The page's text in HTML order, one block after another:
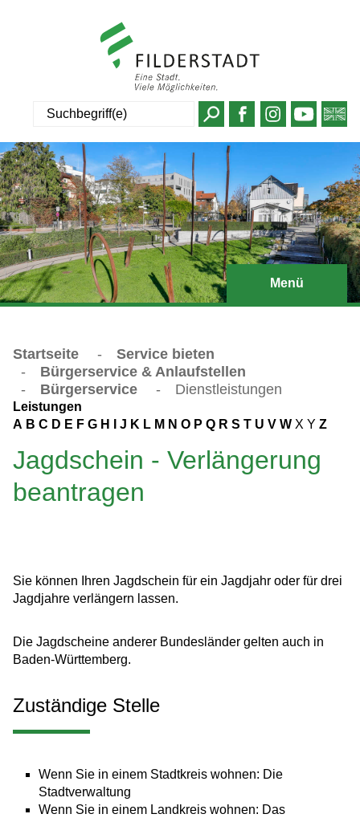
Menü
Startseite -
Service bieten
-
Bürgerservice & Anlaufstellen
-
Bürgerservice - Dienstleistungen
Leistungen
A B C D E F G H J K L M N O P Q R S T U V W X Y Z
Jagdschein - Verlängerung
beantragen
Sie können Ihren Jagdschein für ein Jagdjahr oder für drei
Jagdjahre verlängern lassen.
Die Jagdscheine anderer Bundesländer gelten auch in
Baden-Württemberg.
Zuständige Stelle
Wenn Sie in einem Stadtkreis wohnen: Die
Stadtverwaltung
Wenn Sie in einem Landkreis wohnen: Das